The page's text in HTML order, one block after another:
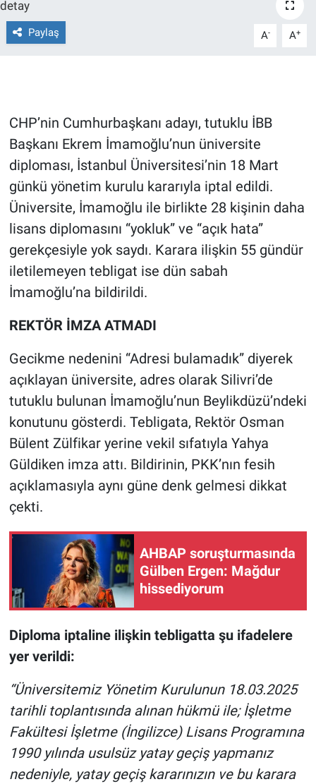
Paylaş A- A+
CHP’nin Cumhurbaşkanı adayı, tutuklu İBB
Başkanı Ekrem İmamoğlu’nun üniversite
diploması, İstanbul Üniversitesi’nin 18 Mart
günkü yönetim kurulu kararıyla iptal edildi.
Üniversite, İmamoğlu ile birlikte 28 kişinin daha
lisans diplomasını “yokluk” ve “açık hata”
gerekçesiyle yok saydı. Karara ilişkin 55 gündür
iletilemeyen tebligat ise dün sabah
İmamoğlu’na bildirildi.
REKTÖR İMZA ATMADI
Gecikme nedenini “Adresi bulamadık” diyerek
açıklayan üniversite, adres olarak Silivri’de
tutuklu bulunan İmamoğlu’nun Beylikdüzü’ndeki
konutunu gösterdi. Tebligata, Rektör Osman
Bülent Zülfikar yerine vekil sıfatıyla Yahya
Güldiken imza attı. Bildirinin, PKK’nın fesih
açıklamasıyla aynı güne denk gelmesi dikkat
çekti.
AHBAP soruşturmasında
Gülben Ergen: Mağdur
hissediyorum
Diploma iptaline ilişkin tebligatta şu ifadelere
yer verildi:
“Üniversitemiz Yönetim Kurulunun 18.03.2025
tarihli toplantısında alınan hükmü ile; İşletme
Fakültesi İşletme (İngilizce) Lisans Programına
1990 yılında usulsüz yatay geçiş yapmanız
nedeniyle, yatay geçiş kararınızın ve bu karara
Eğlence
Forum
Gerçeğin İzinde
Gün Başlıyor
Gün Bitiyor
Gün Ortası
Gündem Özel
Günün görüntüsü
Haber
İlan
Kimdir
Koronavirüs
Kültür Sanat
Ne demişti
Nedir
Programlar
Sağlık
Spor
Teknoloji